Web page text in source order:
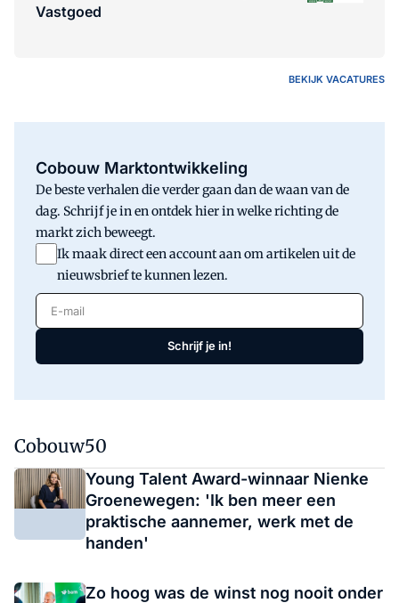
Vastgoed
BEKIJK VACATURES
Cobouw Marktontwikkeling
De beste verhalen die verder gaan dan de waan van de
dag. Schrijf je in en ontdek hier in welke richting de
markt zich beweegt.
Ik maak direct een account aan om artikelen uit de
nieuwsbrief te kunnen lezen.
E-mail
Schrijf je in!
Cobouw50
Young Talent Award-winnaar Nienke
Groenewegen: 'Ik ben meer een
praktische aannemer, werk met de
handen'
Zo hoog was de winst nog nooit onder